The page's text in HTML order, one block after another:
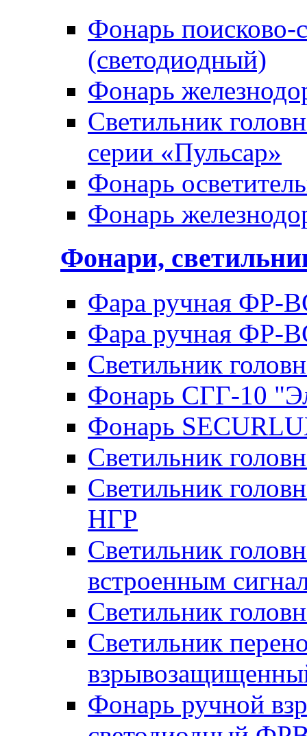
Фонарь
(светодиодный)
Фонарь
Светильник
серии «Пульсар»
Фонарь
Фонарь
Фонари,
Фара ручная ФР-
Фара ручная ФР-
Светильник
Фонарь СГГ-10
Фонарь
Светильник
Светильник
НГР
Светильник
встроенным
Светильник
Светильник
Фонарь ручной